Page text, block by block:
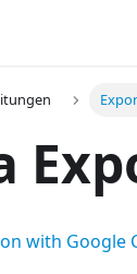
with Google